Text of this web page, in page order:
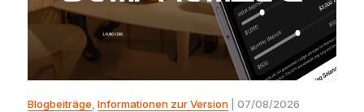
Blogbeiträge,Informationen zur Version | 07/08/2026